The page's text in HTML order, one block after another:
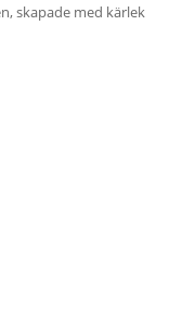
skapade med kärlek